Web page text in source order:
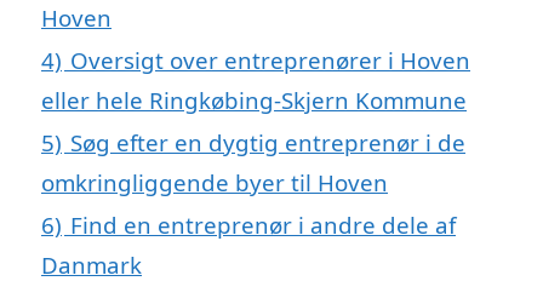
Hoven
4) Oversigt over entreprenører i Hoven
eller hele Ringkøbing-Skjern Kommune
5) Søg efter en dygtig entreprenør i de
omkringliggende byer til Hoven
6) Find en entreprenør i andre dele af
Danmark